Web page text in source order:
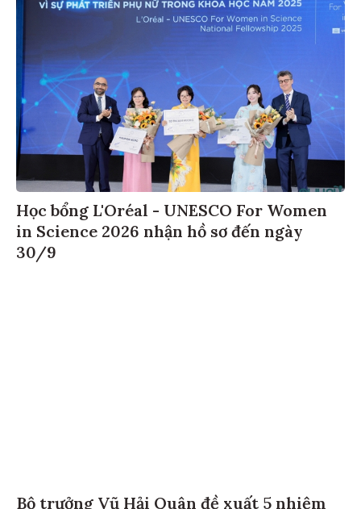
Học bổng L'Oréal - UNESCO For Women
in Science 2026 nhận hồ sơ đến ngày
30/9